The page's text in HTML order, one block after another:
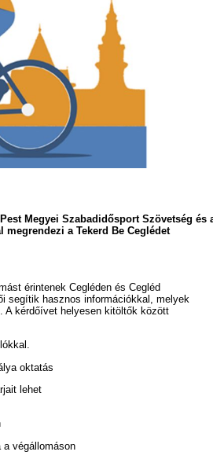
Megyei Szabadidősport Szövetség és
megrendezi a Tekerd Be Ceglédet
érintenek Cegléden és Cegléd
segítik hasznos információkkal, melyek
A kérdőívet helyesen kitöltők között
oktatás
lehet
a végállomáson